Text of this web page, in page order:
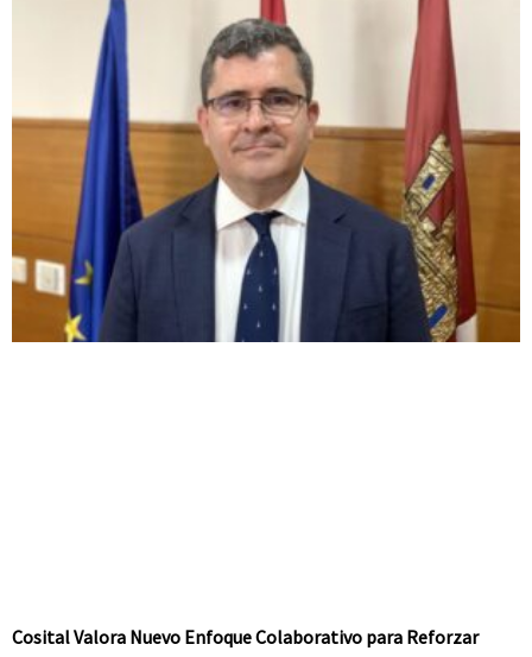
Cosital Valora Nuevo Enfoque Colaborativo para Reforzar